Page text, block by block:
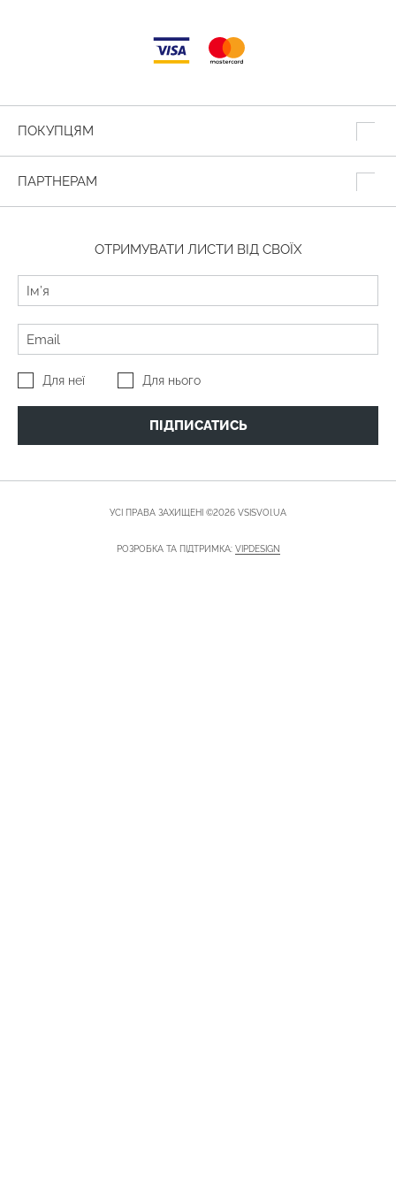
ПОКУПЦЯМ
ПАРТНЕРАМ
ОТРИМУВАТИ ЛИСТИ ВІД СВОЇХ
Для неї Для нього
ПІДПИСАТИСЬ
УСІ ПРАВА ЗАХИЩЕНІ ©2026 VSISVOI.UA
РОЗРОБКА ТА ПІДТРИМКА: VIPDESIGN